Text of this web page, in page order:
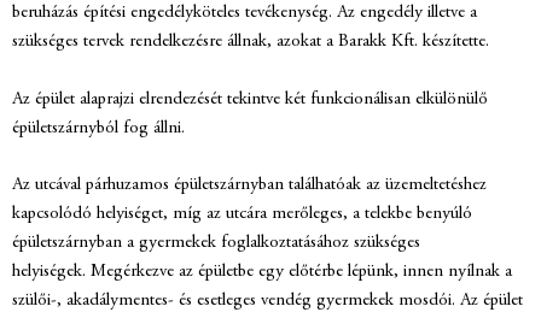
beruházás építési engedélyköteles tevékenység. Az engedély illetve a
szükséges tervek rendelkezésre állnak, azokat a Barakk Kft. készítette.
Az épület alaprajzi elrendezését tekintve két funkcionálisan elkülönülő
épületszárnyból fog állni.
Az utcával párhuzamos épületszárnyban találhatóak az üzemeltetéshez
kapcsolódó helyiséget, míg az utcára merőleges, a telekbe benyúló
épületszárnyban a gyermekek foglalkoztatásához szükséges
helyiségek. Megérkezve az épületbe egy előtérbe lépünk, innen nyílnak a
szülői-, akadálymentes- és esetleges vendég gyermekek mosdói. Az épület